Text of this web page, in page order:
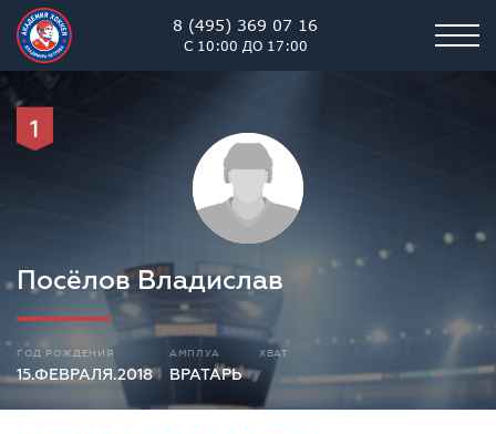
8 (495) 369 07 16
С 10:00 ДО 17:00
1
Посёлов Владислав
ГОД РОЖДЕНИЯ
15.ФЕВРАЛЯ.2018
АМПЛУА
ВРАТАРЬ
ХВАТ